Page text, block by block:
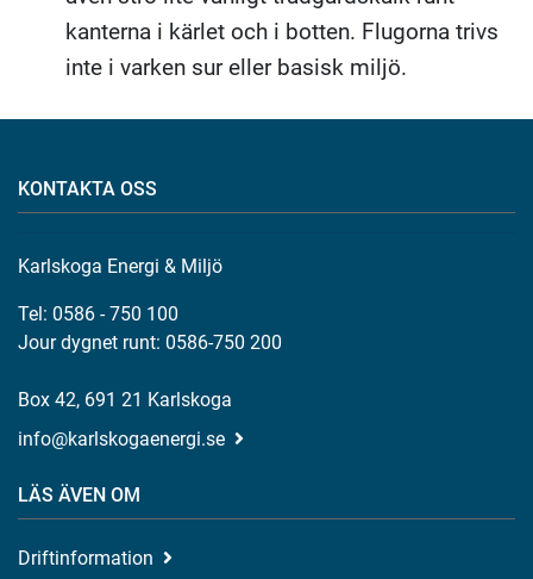
kanterna i kärlet och i botten. Flugorna trivs
inte i varken sur eller basisk miljö.
KONTAKTA OSS
Karlskoga Energi & Miljö
Tel: 0586 - 750 100
Jour dygnet runt: 0586-750 200
Box 42, 691 21 Karlskoga
info@karlskogaenergi.se
LÄS ÄVEN OM
Driftinformation